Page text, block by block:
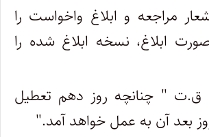
مراجعه و ابلاغ واخواست را
ابلاغ، نسخه ابلاغ شده را
طبق ماده ۲۸۱ ق.ت " چنانچه روز دهم تعطیل
بعد آن به عمل خواهد آمد."